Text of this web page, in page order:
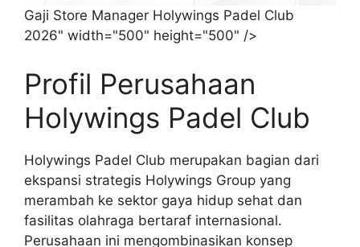
Gaji Store Manager Holywings Padel Club
2026" width="500" height="500" />
Profil Perusahaan
Holywings Padel Club
Holywings Padel Club merupakan bagian dari
ekspansi strategis Holywings Group yang
merambah ke sektor gaya hidup sehat dan
fasilitas olahraga bertaraf internasional.
Perusahaan ini mengombinasikan konsep